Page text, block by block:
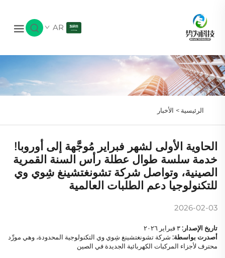
AR
الرئيسية > الأخبار
الحاوية الأولى لشهر فبراير مُوجَّهة إلى أوروبا!
خدمة سلسة طوال عطلة رأس السنة القمرية
الصينية، وتواصل شركة تشونغتشينغ شِوي وي
للتكنولوجيا دعم الطلبات العالمية
2026-02-03
تاريخ الإصدار:٣ فبراير ٢٠٢٦
أصدرت بواسطة: شركة تشونغتشينغ شِوي وي التكنولوجية المحدودة، وهي مورِّد
محترف لأجزاء المركبات الكهربائية الجديدة في الصين